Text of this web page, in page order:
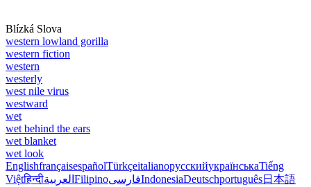
Blízká Slova
western lowland gorilla
western fiction
western
westerly
west nile virus
westward
wet
wet behind the ears
wet blanket
wet look
EnglishfrançaisespañolTürkçeitalianoрусскийукраїнськаTiếng
Việtहिन्दीالعربية FilipinoفارسیIndonesiaDeutschportuguês日本語